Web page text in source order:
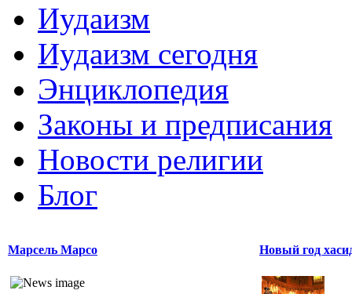
Иудаизм
Иудаизм сегодня
Энциклопедия
Законы и предписания
Новости религии
Блог
Марсель Марсо Новый год